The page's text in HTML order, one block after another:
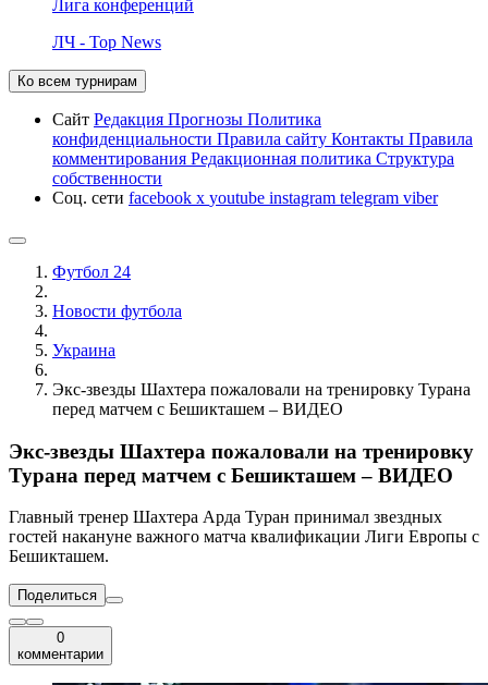
Лига конференций
ЛЧ - Top News
Ко всем турнирам
Сайт Редакция Прогнозы Политика
конфиденциальности Правила сайту Контакты Правила
комментирования Редакционная политика Структура
собственности
Соц. сети facebook x youtube instagram telegram viber
Футбол 24
Новости футбола
Украина
Экс-звезды Шахтера пожаловали на тренировку Турана
перед матчем с Бешикташем – ВИДЕО
Экс-звезды Шахтера пожаловали на тренировку
Турана перед матчем с Бешикташем – ВИДЕО
Главный тренер Шахтера Арда Туран принимал звездных
гостей накануне важного матча квалификации Лиги Европы с
Бешикташем.
Поделиться
0
комментарии